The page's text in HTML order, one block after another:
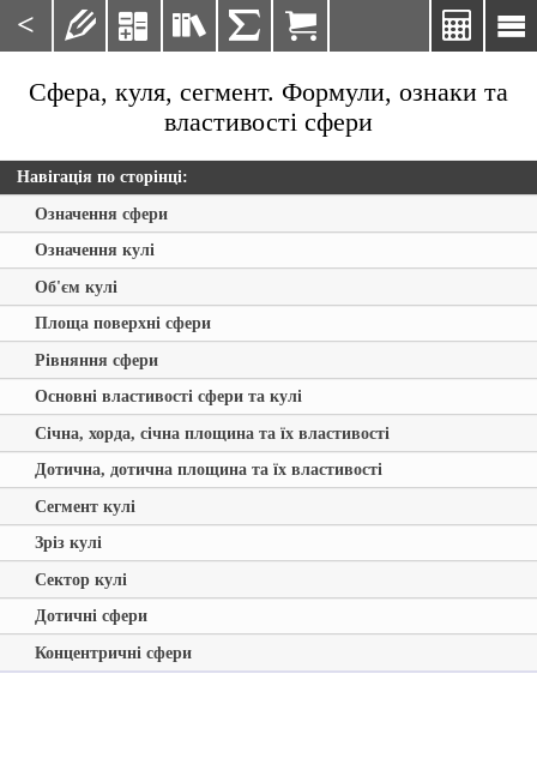
< 

    
Сфера, куля, сегмент. Формули, ознаки та
властивості сфери
Навігація по сторінці:
Означення сфери
Означення кулі
Об'єм кулі
Площа поверхні сфери
Рівняння сфери
Основні властивості сфери та кулі
Січна, хорда, січна площина та їх властивості
Дотична, дотична площина та їх властивості
Сегмент кулі
Зріз кулі
Сектор кулі
Дотичні сфери
Концентричні сфери